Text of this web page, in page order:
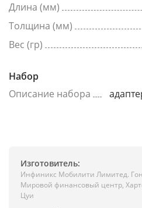
Длина (мм)
Толщина (мм)
Вес (гр)
Набор
Описание набора
Изготовитель:
Инфиникс Мобилити Лимитед.
Мировой финансовый центр,
Цуи